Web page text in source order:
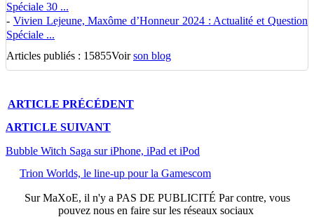
Spéciale 30 ...
- Vivien Lejeune, Maxôme d’Honneur 2024 : Actualité et Question
Spéciale ...
Articles publiés : 15855Voirson blog
ARTICLE PRÉCÉDENT
ARTICLE SUIVANT
Bubble Witch Saga sur iPhone, iPad et iPod
Trion Worlds, le line-up pour la Gamescom
SurMaXoE, il n'y a PAS DE PUBLICITÉ Par contre, vous
pouvez nous en faire sur les réseaux sociaux